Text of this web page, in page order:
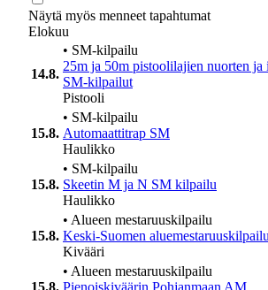
Näytä myös menneet tapahtumat
Elokuu
14.8.
• SM-kilpailu
25m ja 50m pistoolilajien nuorten ja
SM-kilpailut
Pistooli
15.8.
• SM-kilpailu
Automaattitrap SM
Haulikko
15.8.
• SM-kilpailu
Skeetin M ja N SM kilpailu
Haulikko
15.8.
• Alueen mestaruuskilpailu
Keski-Suomen
Kivääri
15.8.
• Alueen mestaruuskilpailu
Pienoiskiväärin Pohjanmaan AM